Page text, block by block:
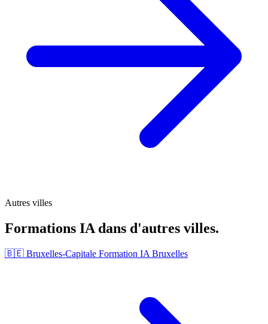
Autres villes
Formations IA dans d'autres villes.
🇧🇪 Bruxelles-Capitale Formation IA Bruxelles